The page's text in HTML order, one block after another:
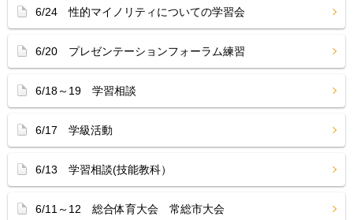
6/24 性的マイノリティについての学習会
6/20 プレゼンテーションフォーラム練習
6/18～19 学習相談
6/17 学級活動
6/13 学習相談(技能教科）
6/11～12 総合体育大会 常総市大会